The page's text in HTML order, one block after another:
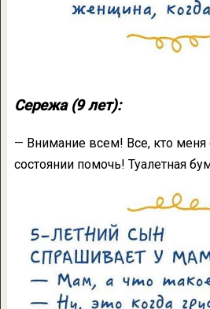
Сережа (9 лет):
— Внимание всем! Все, кто
состоянии помочь! Туалетная